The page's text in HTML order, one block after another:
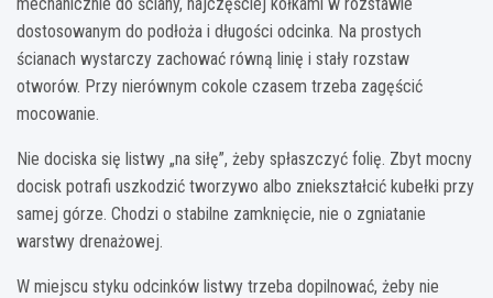
dostosowanym do podłoża i długości odcinka. Na prostych
ścianach wystarczy zachować równą linię i stały rozstaw
otworów. Przy nierównym cokole czasem trzeba zagęścić
mocowanie.
Nie dociska się listwy „na siłę”, żeby spłaszczyć folię. Zbyt mocny
docisk potrafi uszkodzić tworzywo albo zniekształcić kubełki przy
samej górze. Chodzi o stabilne zamknięcie, nie o zgniatanie
warstwy drenażowej.
W miejscu styku odcinków listwy trzeba dopilnować, żeby nie